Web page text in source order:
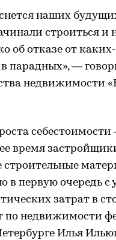
наших
строиться и
об отказе от
парадных», —
недвижимости
время
строительные
в первую очередь
затрат в
по недвижимости
Илья